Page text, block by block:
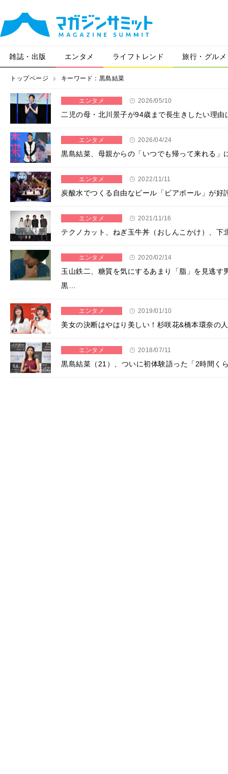
雑誌・出版 エンタメ ライフトレンド 旅行・グルメ
トップページ キーワード：黒島結菜
エンタメ 2026/05/10
二児の母・北川景子が94歳まで長生きしたい理
エンタメ 2026/04/24
黒島結菜、母親からの「いつでも帰って来れる」
エンタメ 2022/11/11
炭酸水でつくる自由なビール「ビアボール」が
エンタメ 2021/11/16
テクノカット、ねぎ玉牛丼（おしんこかけ）、下
エンタメ 2020/02/14
玉山鉄二、糖質を気にするあまり「脂」を見逃
黒…
エンタメ 2019/01/10
美女の決断はやはり美しい！杉咲花&橋本環奈の
エンタメ 2018/07/11
黒島結菜（21）、ついに初体験語った「2時間く